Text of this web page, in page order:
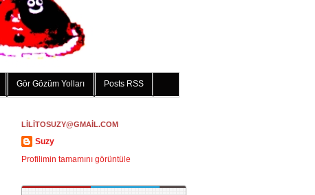
Gör Gözüm Yolları Posts RSS
LİLİTOSUZY@GMAİL.COM
Suzy
Profilimin tamamını görüntüle